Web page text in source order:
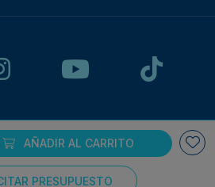
AÑADIR AL CARRITO
PRESUPUESTO
© Plotteralia
seguros con: